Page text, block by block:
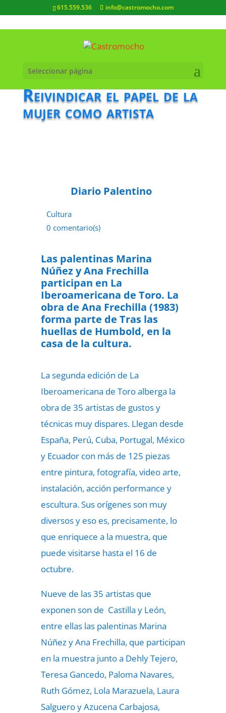
615.559.536 info@castromocho.com
Seleccionar página
Reivindicar el papel de la
mujer como artista
Diario Palentino
Cultura
0 comentario(s)
Las palentinas Marina
Núñez y Ana Frechilla
participan en La
Iberoamericana de Toro. La
obra de Ana Frechilla (1983)
forma parte de Tras las
huellas de Humbold, en la
casa de la cultura.
La segunda edición de La
Iberoamericana de Toro alberga la
obra de 35 artistas de gustos y
técnicas muy dispares. Llegan desde
España, Perú, Cuba, Portugal, México
y Ecuador con más de 125 piezas
entre pintura, fotografía, video arte,
instalación, acción performance y
escultura. Sus orígenes son muy
diversos y eso es, precisamente, lo
que enriquece a la muestra, que
puede visitarse hasta el 16 de
octubre.
Nueve de las 35 artistas que
exponen son de Castilla y León,
entre ellas las palentinas Marina
Núñez y Ana Frechilla, que participan
en la muestra junto a Dehly Tejero,
Teresa Gancedo, Paloma Navares,
Ruth Gómez, Lola Marazuela, Laura
Salguero y Azucena Carbajosa,